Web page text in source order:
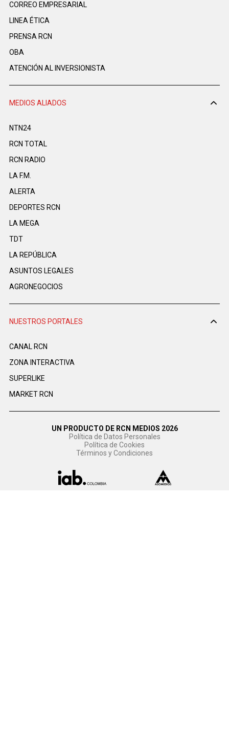
CORREO EMPRESARIAL
LINEA ÉTICA
PRENSA RCN
OBA
ATENCIÓN AL INVERSIONISTA
MEDIOS ALIADOS
NTN24
RCN TOTAL
RCN RADIO
LA F.M.
ALERTA
DEPORTES RCN
LA MEGA
TDT
LA REPÚBLICA
ASUNTOS LEGALES
AGRONEGOCIOS
NUESTROS PORTALES
CANAL RCN
ZONA INTERACTIVA
SUPERLIKE
MARKET RCN
UN PRODUCTO DE RCN MEDIOS 2026
Política de Datos Personales
Política de Cookies
Términos y Condiciones